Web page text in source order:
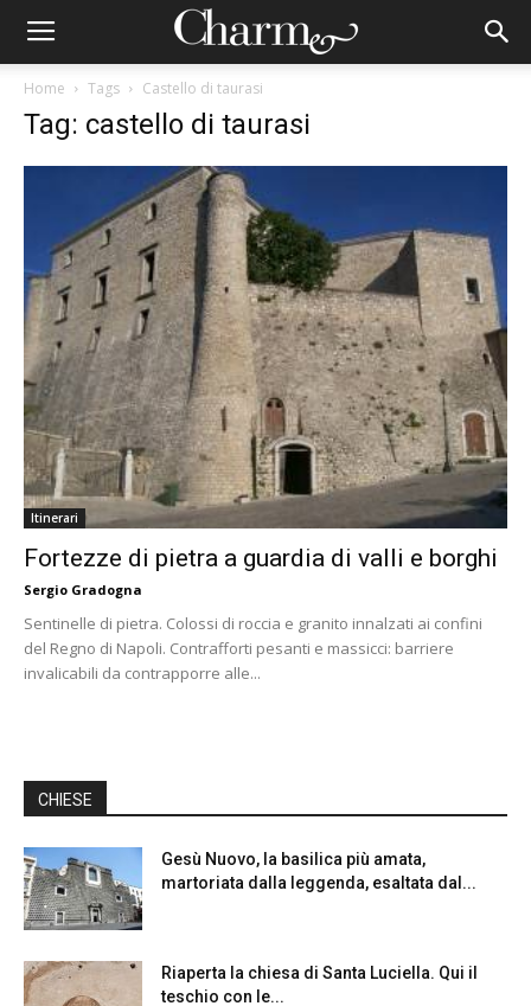
Home Tags Castello di taurasi
Tag: castello di taurasi
Itinerari
Fortezze di pietra a guardia di valli e borghi
Sergio Gradogna
Sentinelle di pietra. Colossi di roccia e granito innalzati ai confini
del Regno di Napoli. Contrafforti pesanti e massicci: barriere
invalicabili da contrapporre alle...
CHIESE
Gesù Nuovo, la basilica più amata,
martoriata dalla leggenda, esaltata dal...
Riaperta la chiesa di Santa Luciella. Qui il
teschio con le...